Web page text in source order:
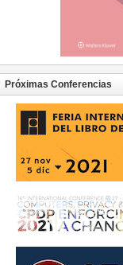
Próximas Conferencias